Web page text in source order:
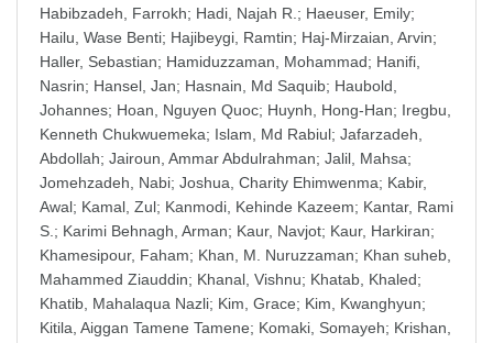
Habibzadeh, Farrokh; Hadi, Najah R. ; Haeuser, Emily;
Hailu, Wase Benti; Hajibeygi, Ramtin; Haj-Mirzaian, Arvin;
Haller, Sebastian; Hamiduzzaman, Mohammad; Hanifi,
Nasrin; Hansel, Jan; Hasnain, Md Saquib; Haubold,
Johannes; Hoan, Nguyen Quoc; Huynh, Hong-Han; Iregbu,
Kenneth Chukwuemeka; Islam, Md Rabiul; Jafarzadeh,
Abdollah; Jairoun, Ammar Abdulrahman; Jalil, Mahsa;
Jomehzadeh, Nabi; Joshua, Charity Ehimwenma; Kabir,
Awal; Kamal, Zul; Kanmodi, Kehinde Kazeem; Kantar, Rami
S. ; Karimi Behnagh, Arman; Kaur, Navjot; Kaur, Harkiran;
Khamesipour, Faham; Khan, M. Nuruzzaman; Khan suheb,
Mahammed Ziauddin; Khanal, Vishnu; Khatab, Khaled;
Khatib, Mahalaqua Nazli; Kim, Grace; Kim, Kwanghyun;
Kitila, Aiggan Tamene Tamene; Komaki, Somayeh; Krishan,